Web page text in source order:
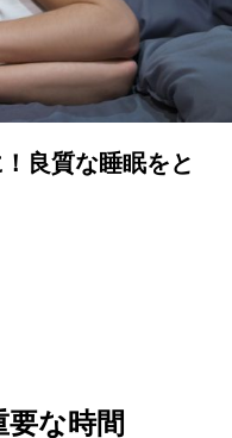
良質な睡眠をと
な時間